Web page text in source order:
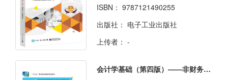
ISBN： 9787121490255
出版社： 电子工业出版社
上传者： -
会计学基础（第四版）——非财务会计类专业使用